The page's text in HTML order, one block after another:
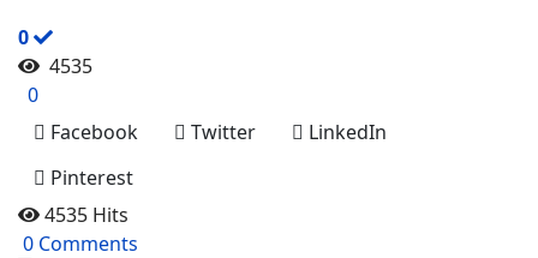
0
4535
0
Facebook
Twitter
LinkedIn
Pinterest
4535 Hits
0 Comments